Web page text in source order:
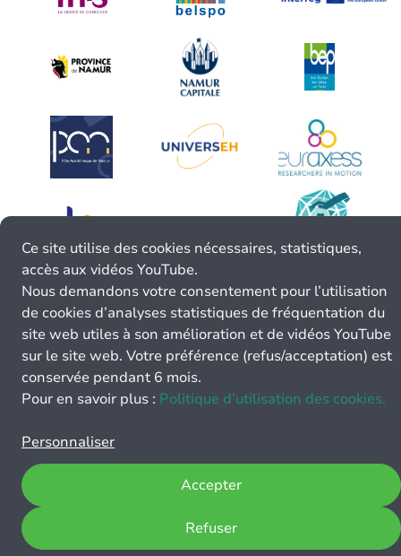
Ce site utilise des cookies nécessaires, statistiques,
accès aux vidéos YouTube.
Nous demandons votre consentement pour l’utilisation
de cookies d’analyses statistiques de fréquentation du
site web utiles à son amélioration et de vidéos YouTube
sur le site web. Votre préférence (refus/acceptation) est
conservée pendant 6 mois.
Pour en savoir plus : Politique d’utilisation des cookies.
Personnaliser
Refuser
Accepter